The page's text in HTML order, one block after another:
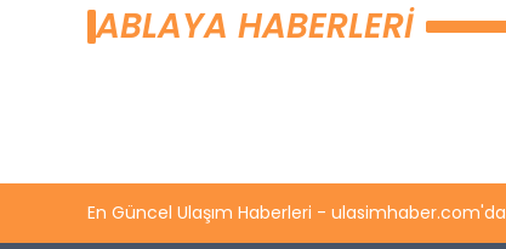
ABLAYA HABERLERI
En Güncel Ulaşım Haberleri - ulasimhaber.com'da